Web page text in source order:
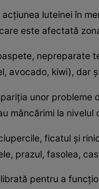
luteinei în
este afectată
nepreparate
avocado, kiwi), dar
unor probleme
mâncărimi la nivelul
ficatul şi
prazul, fasolea,
pentru a